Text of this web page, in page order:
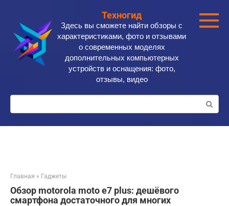
контенту
Техногид
Здесь вы сможете найти обзоры с
характеристиками, фото и отзывами
о современных моделях
дополнительных компьютерных
устройств и оснащения: фото,
отзывы, видео
Поиск:
Главная » Гаджеты
Обзор motorola moto e7 plus: дешёвого
смартфона достаточного для многих